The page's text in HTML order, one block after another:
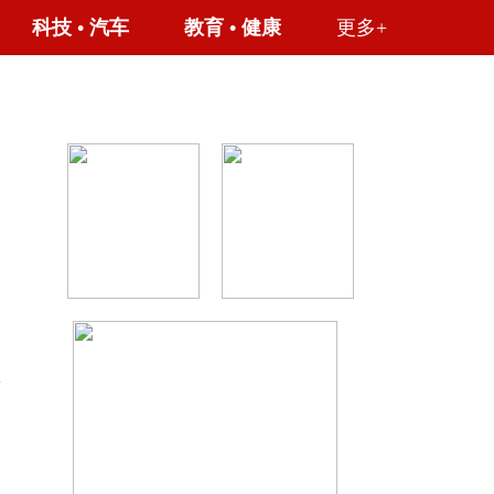
科技 • 汽车 教育 • 健康 更多+